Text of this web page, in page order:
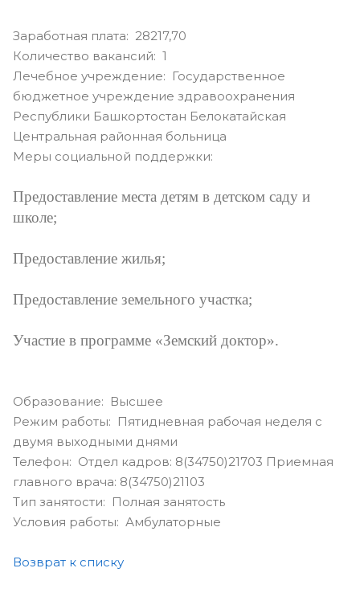
Заработная плата: 28217,70
Количество вакансий: 1
Лечебное учреждение: Государственное
бюджетное учреждение здравоохранения
Республики Башкортостан Белокатайская
Центральная районная больница
Меры социальной поддержки:
Предоставление места детям в детском саду и
школе;
Предоставление жилья;
Предоставление земельного участка;
Участие в программе «Земский доктор».
Образование: Высшее
Режим работы: Пятидневная рабочая неделя с
двумя выходными днями
Телефон: Отдел кадров: 8(34750)21703 Приемная
главного врача: 8(34750)21103
Тип занятости: Полная занятость
Условия работы: Амбулаторные
Возврат к списку